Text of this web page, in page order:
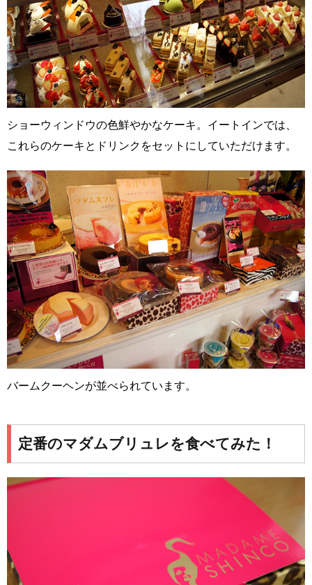
ショーウィンドウの色鮮やかなケーキ。イートインでは、
これらのケーキとドリンクをセットにしていただけます。
バームクーヘンが並べられています。
定番のマダムブリュレを食べてみた！